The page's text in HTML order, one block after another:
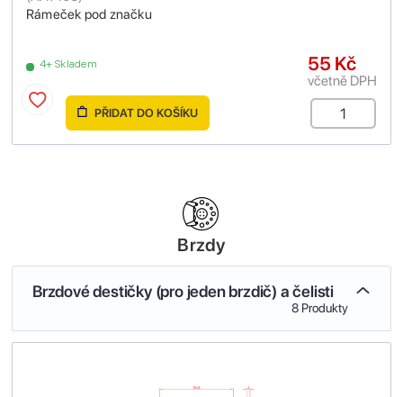
Rámeček pod značku
4+ Skladem 55 Kč
včetně DPH
PŘIDAT DO KOŠÍKU
Brzdy
Brzdové destičky (pro jeden brzdič) a čelisti
8 Produkty